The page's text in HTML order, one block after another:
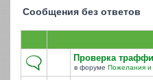
Сообщения без ответов
Проверка
в форуме Пожелания и